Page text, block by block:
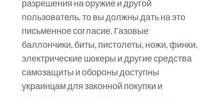
разрешения на оружие и другой
пользователь, то вы должны дать на это
письменное согласие. Газовые
баллончики, биты, пистолеты, ножи, финки,
электрические шокеры и другие средства
самозащиты и обороны доступны
украинцам для законной покупки и